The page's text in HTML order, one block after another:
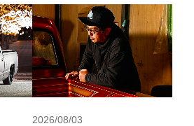
2026/08/03